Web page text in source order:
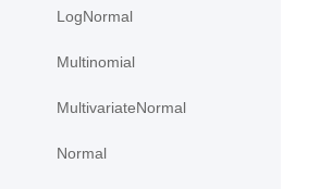
LogNormal
Multinomial
MultivariateNormal
Normal